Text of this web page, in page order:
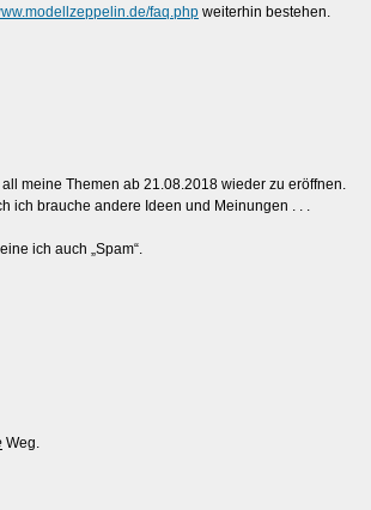
faq.php weiterhin bestehen.
all meine Themen ab 21.08.2018 wieder zu eröffnen.
ich brauche andere Ideen und Meinungen . . .
ich auch „Spam“.
Weg.